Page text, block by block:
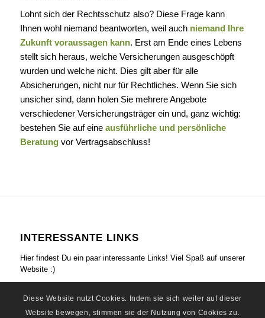
Lohnt sich der Rechtsschutz also? Diese Frage kann
Ihnen wohl niemand beantworten, weil auch niemand Ihre
Zukunft voraussagen kann. Erst am Ende eines Lebens
stellt sich heraus, welche Versicherungen ausgeschöpft
wurden und welche nicht. Dies gilt aber für alle
Absicherungen, nicht nur für Rechtliches. Wenn Sie sich
unsicher sind, dann holen Sie mehrere Angebote
verschiedener Versicherungsträger ein und, ganz wichtig:
bestehen Sie auf eine ausführliche und persönliche
Beratungvor Vertragsabschluss!
INTERESSANTE LINKS
Hier findest Du ein paar interessante Links! Viel Spaß auf unserer
Website :)
Diese Website nutzt Cookies. Indem sie sich weiter auf dieser
Website bewegen, stimmen sie der Nutzung von Cookies zu.